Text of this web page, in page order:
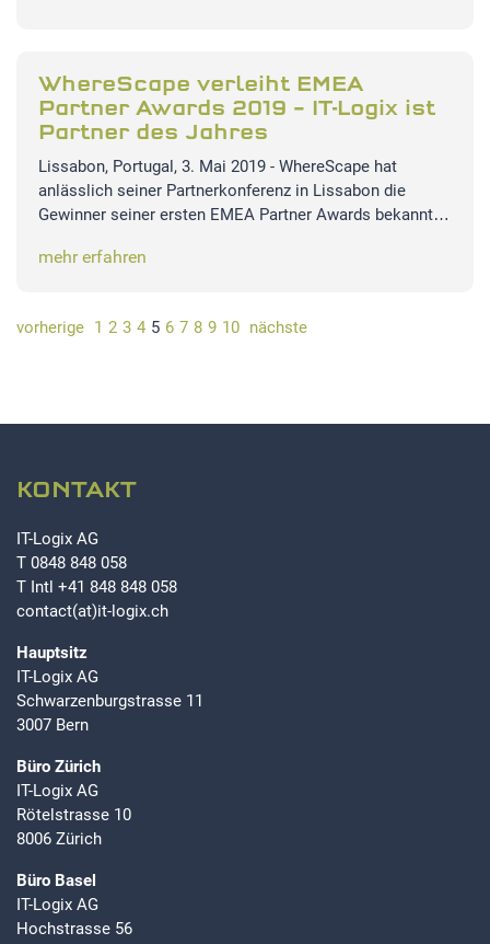
WhereScape verleiht EMEA
Partner Awards 2019 – IT-Logix ist
Partner des Jahres
Lissabon, Portugal, 3. Mai 2019 - WhereScape hat
anlässlich seiner Partnerkonferenz in Lissabon die
Gewinner seiner ersten EMEA Partner Awards bekannt…
mehr erfahren
vorherige 1 2 3 4 5 6 7 8 9 10 nächste
KONTAKT
IT-Logix AG
T 0848 848 058
T Intl +41 848 848 058
contact(at)it-logix.ch
Hauptsitz
IT-Logix AG
Schwarzenburgstrasse 11
3007 Bern
Büro Zürich
IT-Logix AG
Rötelstrasse 10
8006 Zürich
Büro Basel
IT-Logix AG
Hochstrasse 56